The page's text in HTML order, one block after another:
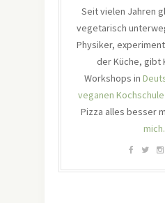
Seit vielen Jahren
vegetarisch
Physiker,
der Küche, gibt
Workshops in
veganen Kochschule
Pizza alles besser